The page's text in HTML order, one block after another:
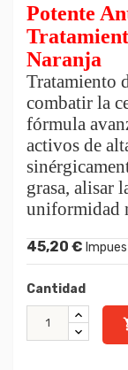
Potente
Naranja
Tratamiento
combatir la
fórmula
activos de
grasa, alisar
uniformidad
45,20 €
Cantidad